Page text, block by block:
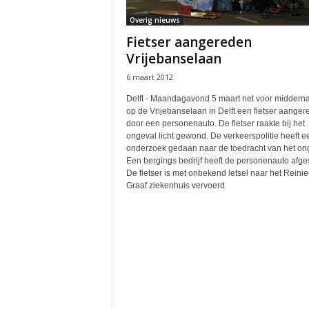
Overig nieuws
Fietser aangereden
Vrijebanselaan
6 maart 2012
Delft - Maandagavond 5 maart net voor
op de Vrijebanselaan in Delft een fietser
door een personenauto. De fietser raakte bij het
ongeval licht gewond. De verkeerspolitie heeft
onderzoek gedaan naar de toedracht van het
Een bergings bedrijf heeft de personenauto
De fietser is met onbekend letsel naar het
Graaf ziekenhuis vervoerd